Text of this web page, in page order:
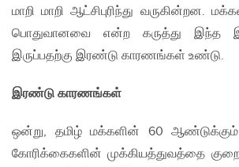
மாறி மாறி ஆட்சிபுரிந்து வருகின்றன.
பொதுவானவை என்ற கருத்து இந்த
இருப்பதற்கு இரண்டு காரணங்கள் உண்டு.
இரண்டு காரணங்கள்
ஒன்று, தமிழ் மக்களின் 60 ஆண்டுக்கும்
கோரிக்கைகளின் முக்கியத்துவத்தை